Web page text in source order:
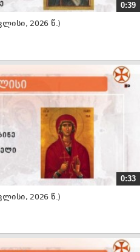
0:39
2026 წ.)
0:33
2026 წ.)